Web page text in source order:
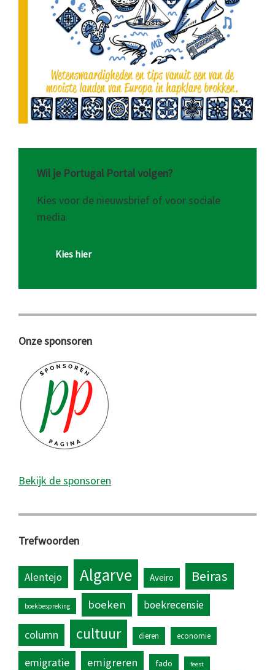
Wil je Portugal Portal volgen?
Kies voor de nieuwsbrief of voor sociale
media
Kies hier
Onze sponsoren
Bekijk de sponsoren
Trefwoorden
Alentejo Algarve Aveiro Beiras
boekbespreking boeken boekrecensie
column cultuur dieren economie
emigratie emigreren fado feest